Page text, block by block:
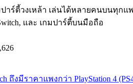
าร์ตี้วงเหล้า เล่นได้หลายคนบนทุกแพ
และ เกมปาร์ตี้บนมือถือ